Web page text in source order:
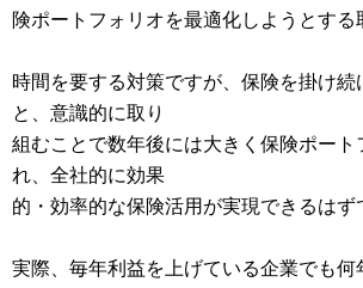
険ポートフォリオを最適化しようとする
時間を要する対策ですが、保険を掛け続
と、意識的に取り
組むことで数年後には大きく保険ポート
れ、全社的に効果
的・効率的な保険活用が実現できるはず
実際、毎年利益を上げている企業でも何